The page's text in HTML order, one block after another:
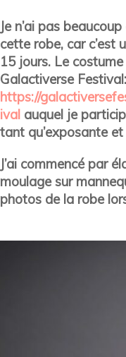
Je n’ai pas
cette robe, car c’est
15 jours. Le
Galactiverse Festival:
https://
ival auquel je
tant qu’exposante
J’ai commencé par
moulage sur
photos de la robe